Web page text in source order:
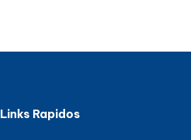
Links Rapidos